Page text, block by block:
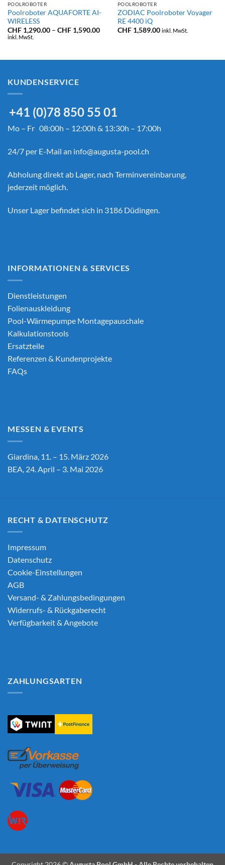
POOLROBOTER
Poolroboter AQUAFORTE AI-
WIRELESS
CHF1,290.00 – CHF1,590.00Preisspanne:
CHF 1,290.00
inkl. MwSt.
POOLROBOTER
ZODIAC Poolroboter Voyager
RE 4400 iQ
CHF1,589.00 inkl. MwSt.
KUNDENSERVICE
+41 (0)78 850 55 01
Mo – Fr 08:00h – 12:00h & 13:30h – 17:00h
24/7 per E-Mail an info@augusta-pool.ch
Abholung direkt ab Lager, nach Terminvereinbarung,
jederzeit möglich.
Unser Lager befindet sich in 3186 Düdingen.
INFORMATIONEN & SERVICES
Dienstleistungen
Folienauskleidung
Pool-Wärmepumpe Montagepauschale
Kalkulationstools
Ersatzteile
Referenzen & Kundenprojekte
FAQs
MESSEN & EVENTS
Giardina, 11. – 15. März 2026
BEA, 24. April – 3. Mai 2026
RECHT & DATENSCHUTZ
Impressum
Datenschutz
Cookie-Einstellungen
AGB
Versand- & Zahlungsbedingungen
Widerrufs- & Rückgaberecht
Verfügbarkeit & Angebote
ZAHLUNGSARTEN